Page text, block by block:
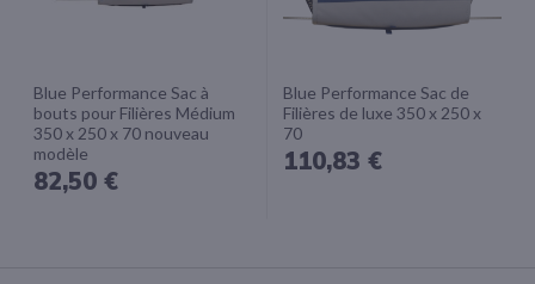
Blue Performance Sac à
bouts pour Filières Médium
350 x 250 x 70 nouveau
modèle
82,50 €
Blue Performance Sac de
Filières de luxe 350 x 250 x
70
110,83 €